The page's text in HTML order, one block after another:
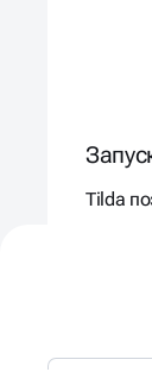
Tilda